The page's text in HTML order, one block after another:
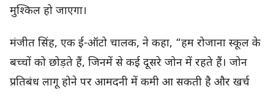
मुश्किल हो जाएगा।
मंजीत सिंह, एक ई-ऑटो चालक, ने कहा, “हम रोजाना स्कूल के
बच्चों को छोड़ते हैं, जिनमें से कई दूसरे जोन में रहते हैं। जोन
प्रतिबंध लागू होने पर आमदनी में कमी आ सकती है और खर्च